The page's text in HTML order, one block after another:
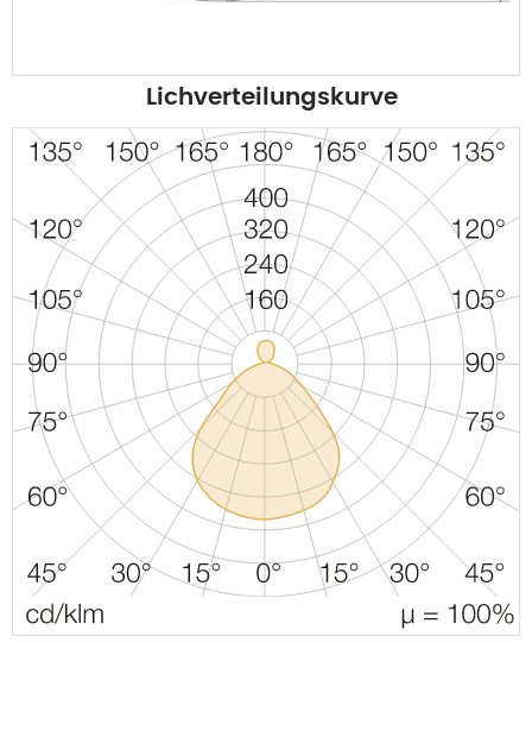
Lichverteilungskurve